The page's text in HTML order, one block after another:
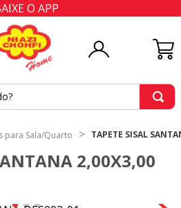
O APP
para Sala/Quarto TAPETE SISAL
2,00X3,00